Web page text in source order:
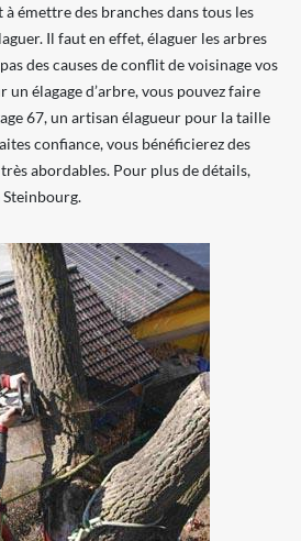
émettre des branches dans tous les
Il faut en effet, élaguer les arbres
des causes de conflit de voisinage vos
élagage d’arbre, vous pouvez faire
67, un artisan élagueur pour la taille
confiance, vous bénéficierez des
abordables. Pour plus de détails,
Steinbourg.